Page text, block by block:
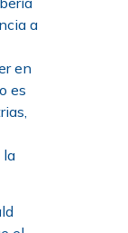
a
en
es
la